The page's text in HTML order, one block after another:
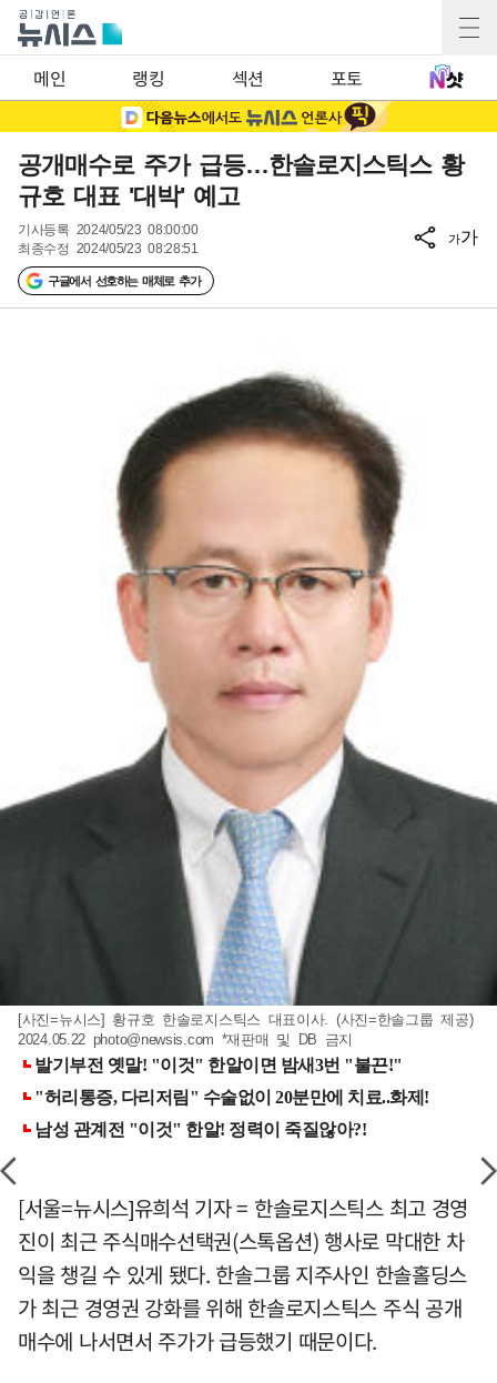
메인 랭킹 섹션 포토
공개매수로 주가 급등…한솔로지스틱스 황
규호 대표 '대박' 예고
기사등록 2024/05/23 08:00:00
최종수정 2024/05/23 08:28:51
구글에서 선호하는 매체로 추가
가가
[사진=뉴시스] 황규호 한솔로지스틱스 대표이사. (사진=한솔그룹 제공)
2024.05.22 photo@newsis.com *재판매 및 DB 금지
[서울=뉴시스]유희석 기자 = 한솔로지스틱스 최고 경영
진이 최근 주식매수선택권(스톡옵션) 행사로 막대한 차
익을 챙길 수 있게 됐다. 한솔그룹 지주사인 한솔홀딩스
가 최근 경영권 강화를 위해 한솔로지스틱스 주식 공개
매수에 나서면서 주가가 급등했기 때문이다.